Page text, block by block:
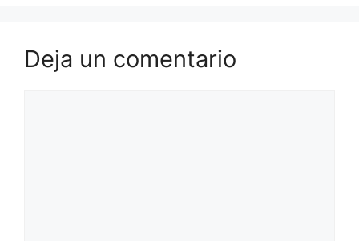
Deja un comentario